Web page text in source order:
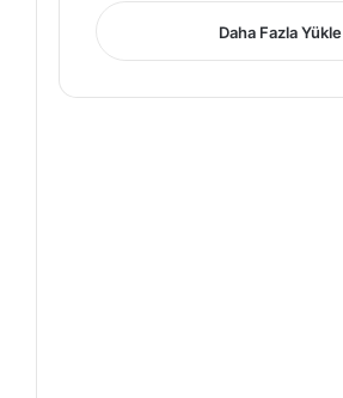
Daha Fazla Yükle